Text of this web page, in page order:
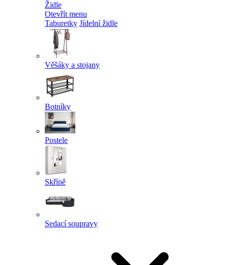
Židle
Otevřít menu
Taburetky Jídelní židle
Věšáky a stojany
Botníky
Postele
Skříně
Sedací soupravy